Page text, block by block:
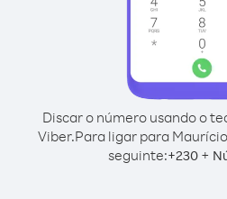
Discar o número usando o
Viber.Para ligar para
seguinte:+230 +